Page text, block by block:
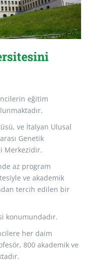
eğitim
ve İtalyan Ulusal
Genetik
Merkezidir.
az program
ve akademik
tercih edilen bir
konumundadır.
her daim
800 akademik ve